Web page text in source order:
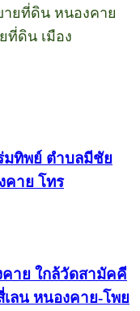
ายที่ดิน หนองคาย
ที่ดิน เมือง
มทิพย์ ตำบลมีชัย
คาย โทร
คาย ใกล้วัดสามัคคี
ลน หนองคาย-โพย